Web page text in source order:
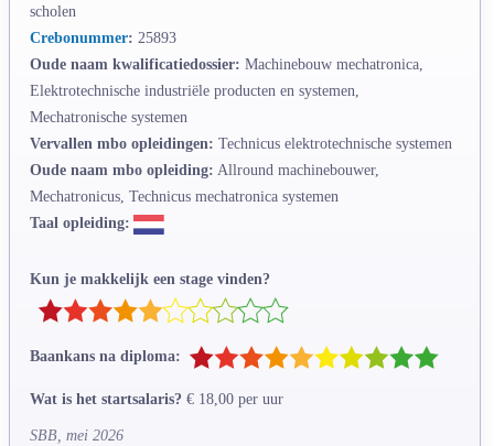
scholen
Crebonummer: 25893
Oude naam kwalificatiedossier: Machinebouw mechatronica,
Elektrotechnische industriële producten en systemen,
Mechatronische systemen
Vervallen mbo opleidingen: Technicus elektrotechnische systemen
Oude naam mbo opleiding: Allround machinebouwer,
Mechatronicus, Technicus mechatronica systemen
Taal opleiding:
Kun je makkelijk een stage vinden?
Baankans na diploma:
Wat is het startsalaris? € 18,00 per uur
SBB, mei 2026